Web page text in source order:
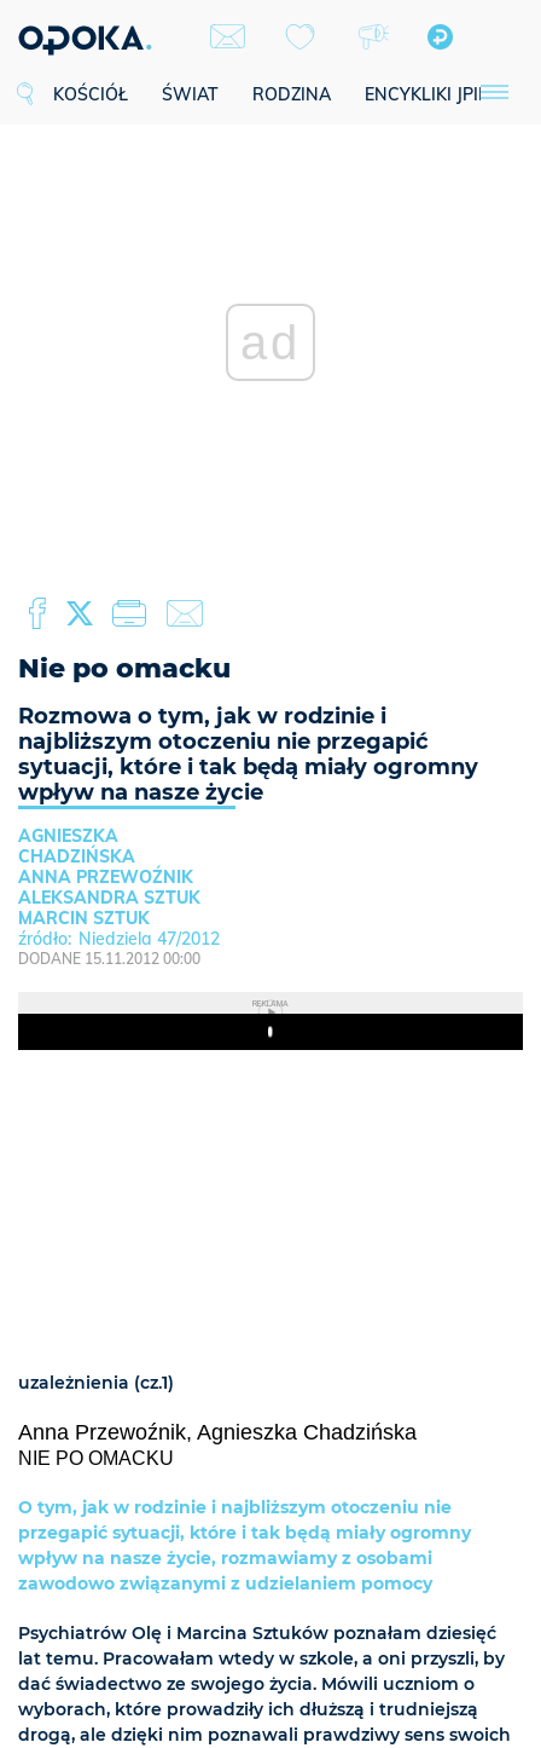
KOŚCIÓŁ ŚWIAT RODZINA ENCYKLIKI JPII
ad
Nie po omacku
Rozmowa o tym, jak w rodzinie i
najbliższym otoczeniu nie przegapić
sytuacji, które i tak będą miały ogromny
wpływ na nasze życie
AGNIESZKA
CHADZIŃSKA
ANNA PRZEWOŹNIK
ALEKSANDRA SZTUK
MARCIN SZTUK
Niedziela 47/2012
DODANE 15.11.2012 00:00
REKLAMA
Play
uzależnienia (cz.1)
Anna Przewoźnik, Agnieszka Chadzińska
NIE PO OMACKU
O tym, jak w rodzinie i najbliższym otoczeniu nie
przegapić sytuacji, które i tak będą miały ogromny
wpływ na nasze życie, rozmawiamy z osobami
zawodowo związanymi z udzielaniem pomocy
Psychiatrów Olę i Marcina Sztuków poznałam dziesięć
lat temu. Pracowałam wtedy w szkole, a oni przyszli, by
dać świadectwo ze swojego życia. Mówili uczniom o
wyborach, które prowadziły ich dłuższą i trudniejszą
drogą, ale dzięki nim poznawali prawdziwy sens swoich